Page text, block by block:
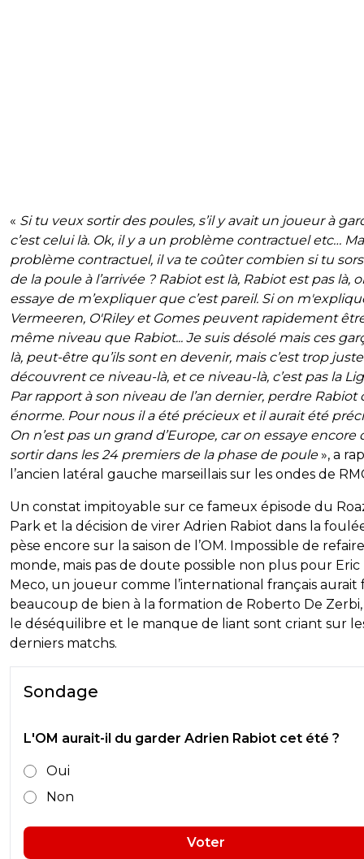
« Si tu veux sortir des poules, s’il y avait un joueur à
c’est celui là. Ok, il y a un problème contractuel etc…
problème contractuel, il va te coûter combien si tu
de la poule à l’arrivée ? Rabiot est là, Rabiot est pas là,
essaye de m’expliquer que c’est pareil. Si on
Vermeeren, O'Riley et Gomes peuvent rapidement
même niveau que Rabiot... Je suis désolé mais ces
là, peut-être qu’ils sont en devenir, mais c’est trop
découvrent ce niveau-là, et ce niveau-là, c’est pas la
Par rapport à son niveau de l’an dernier, perdre Rabiot
énorme. Pour nous il a été précieux et il aurait été
On n’est pas un grand d’Europe, car on essaye encore
sortir dans les 24 premiers de la phase de poule», a
l’ancien latéral gauche marseillais sur les ondes de
Un constat impitoyable sur ce fameux épisode du
Park et la décision de virer Adrien Rabiot dans la
pèse encore sur la saison de l’OM. Impossible de
monde, mais pas de doute possible non plus pour Eric
Meco, un joueur comme l’international français aurait
beaucoup de bien à la formation de Roberto De
le déséquilibre et le manque de liant sont criant sur
derniers matchs.
Sondage
L'OM aurait-il du garder Adrien Rabiot cet été ?
Oui
Non
Voter